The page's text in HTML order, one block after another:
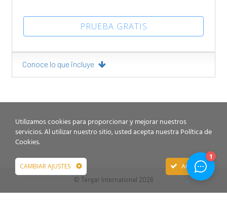
PRUEBA GRATIS
Conoce lo que incluye
© Tergar International 2026
Utilizamos cookies para proporcionar y mejorar nuestros
servicios. Al utilizar nuestro sitio, usted acepta nuestra Política de
Cookies.
ACEPTAR
CAMBIAR AJUSTES